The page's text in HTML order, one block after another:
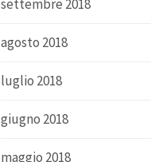
settembre 2018
agosto 2018
luglio 2018
giugno 2018
maggio 2018